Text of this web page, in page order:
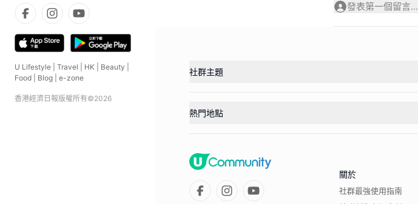
U Lifestyle Travel HK Beauty
Food
Blog e-zone
香港經濟日報版權所有©2026
發表第一個留言...
社群主題
熱門地點
關於
社群最強使用指南